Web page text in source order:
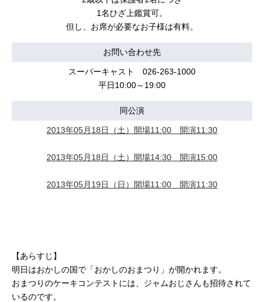
1名ひざ上鑑賞可。
但し、お席が必要なお子様は有料。
お問い合わせ先
スーパーキャスト 026-263-1000
平日10:00～19:00
同公演
2013年05月18日（土）開場11:00 開演11:30
2013年05月18日（土）開場14:30 開演15:00
2013年05月19日（日）開場11:00 開演11:30
【あらすじ】
明日はおかしの国で「おかしのおまつり」が開かれます。
おまつりのケーキコンテストには、ジャムおじさんも招待されて
いるのです。